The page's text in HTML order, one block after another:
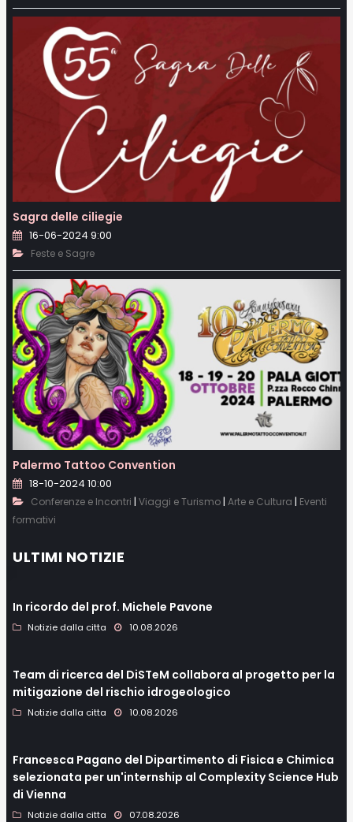
Sagra delle ciliegie
16-06-2024 9:00
Feste e Sagre
Palermo Tattoo Convention
18-10-2024 10:00
Conferenze e Incontri | Viaggi e Turismo| Arte e Cultura | Eventi
formativi
ULTIMI NOTIZIE
In ricordo del prof. Michele Pavone
Notizie dalla citta 10.08.2026
Team di ricerca del DiSTeM collabora al progetto per la
mitigazione del rischio idrogeologico
Notizie dalla citta 10.08.2026
Francesca Pagano del Dipartimento di Fisica e Chimica
selezionata per un'internship al Complexity Science Hub
di Vienna
Notizie dalla citta 07.08.2026